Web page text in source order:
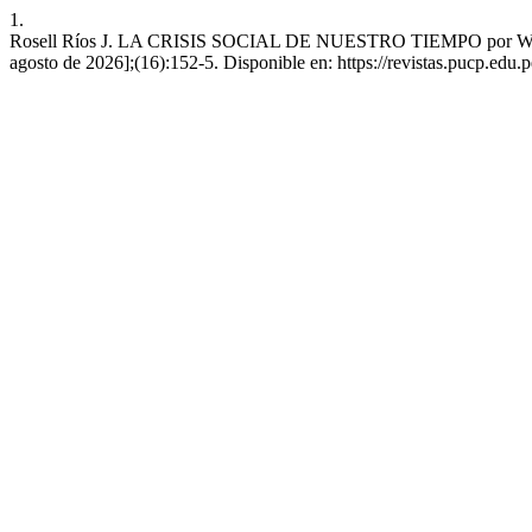
1.
Rosell Ríos J. LA CRISIS SOCIAL DE NUESTRO TIEMPO por
agosto de 2026];(16):152-5. Disponible en: https://